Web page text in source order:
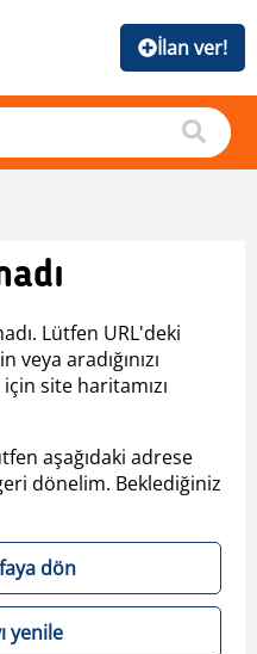
İlan ver!
Lütfen URL'deki
veya aradığınızı
site haritamızı
aşağıdaki adrese
dönelim. Beklediğiniz
dön
yenile